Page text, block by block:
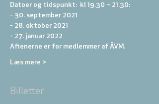
Datoer og tidspunkt:  kl 19.30 – 21.30:
- 30. september 2021
- 28. oktober 2021
- 27. januar 2022
Aftenerne er for medlemmer af ÅVM.
Læs mere >
Billetter